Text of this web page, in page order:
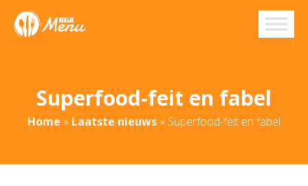
Superfood-feit en fabel
Home » Laatste nieuws » Superfood-feit en fabel